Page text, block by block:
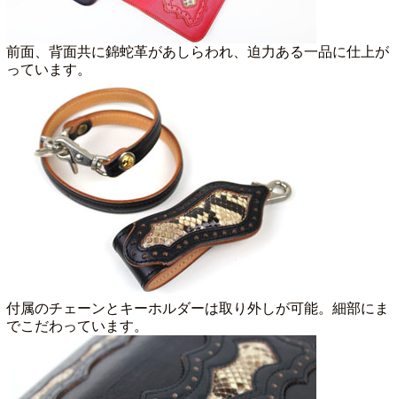
前面、背面共に錦蛇革があしらわれ、迫力ある一品に仕上が
っています。
付属のチェーンとキーホルダーは取り外しが可能。細部にま
でこだわっています。